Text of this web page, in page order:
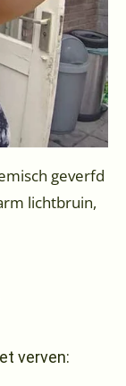
geverfd
lichtbruin,
verven: